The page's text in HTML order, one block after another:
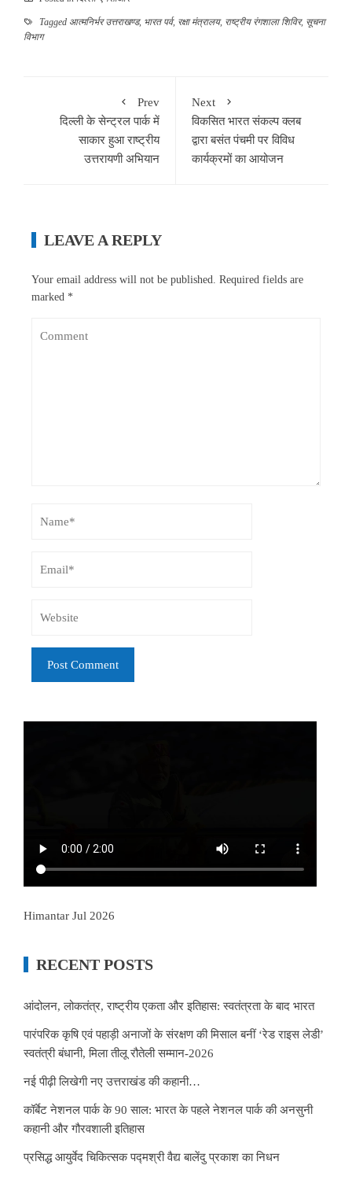
Tagged आत्मनिर्भर उत्तराखण्ड, भारत पर्व, रक्षा मंत्रालय, राष्ट्रीय रंगशाला शिविर, सूचना
विभाग
Prev
दिल्ली के सेन्ट्रल पार्क में
साकार हुआ राष्ट्रीय
उत्तरायणी अभियान
Next
विकसित भारत संकल्प क्लब
द्वारा बसंत पंचमी पर विविध
कार्यक्रमों का आयोजन
LEAVE A REPLY
Your email address will not be published. Required fields are
marked *
Himantar Jul 2026
RECENT POSTS
आंदोलन, लोकतंत्र, राष्ट्रीय एकता और इतिहास: स्वतंत्रता के बाद भारत
पारंपरिक कृषि एवं पहाड़ी अनाजों के संरक्षण की मिसाल बनीं ‘रेड राइस लेडी’
स्वतंत्री बंधानी, मिला तीलू रौतेली सम्मान-2026
नई पीढ़ी लिखेगी नए उत्तराखंड की कहानी…
कॉर्बेट नेशनल पार्क के 90 साल: भारत के पहले नेशनल पार्क की अनसुनी
कहानी और गौरवशाली इतिहास
प्रसिद्ध आयुर्वेद चिकित्सक पद्मश्री वैद्य बालेंदु प्रकाश का निधन